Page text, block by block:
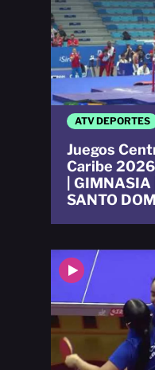
ATV DEPORTES
Juegos
Caribe
| GIMNASIA
SANTO